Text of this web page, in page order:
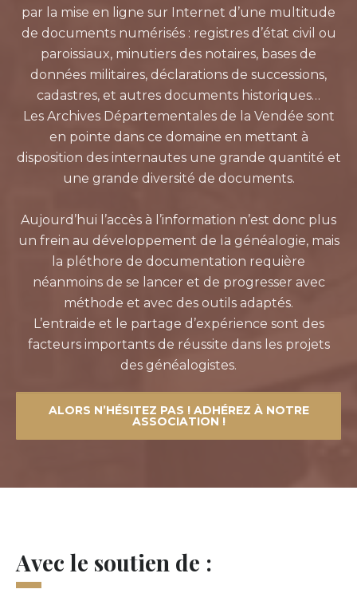
par la mise en ligne sur Internet d’une multitude
de documents numérisés : registres d’état civil ou
paroissiaux, minutiers des notaires, bases de
données militaires, déclarations de successions,
cadastres, et autres documents historiques…
Les Archives Départementales de la Vendée sont
en pointe dans ce domaine en mettant à
disposition des internautes une grande quantité et
une grande diversité de documents.
Aujourd’hui l’accès à l’information n’est donc plus
un frein au développement de la généalogie, mais
la pléthore de documentation requière
néanmoins de se lancer et de progresser avec
méthode et avec des outils adaptés.
L’entraide et le partage d’expérience sont des
facteurs importants de réussite dans les projets
des généalogistes.
ALORS N’HÉSITEZ PAS ! ADHÉREZ À NOTRE
ASSOCIATION !
Avec le soutien de :